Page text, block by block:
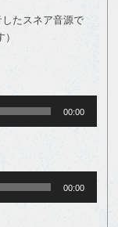
たスネア音源で
00:00
00:00